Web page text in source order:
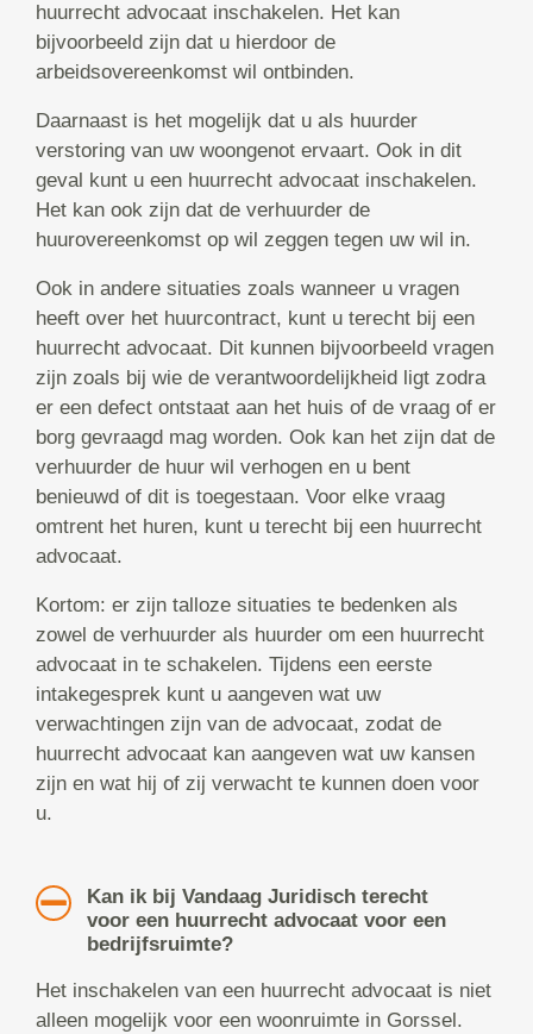
huurrecht advocaat inschakelen. Het kan
bijvoorbeeld zijn dat u hierdoor de
arbeidsovereenkomst wil ontbinden.
Daarnaast is het mogelijk dat u als huurder
verstoring van uw woongenot ervaart. Ook in dit
geval kunt u een huurrecht advocaat inschakelen.
Het kan ook zijn dat de verhuurder de
huurovereenkomst op wil zeggen tegen uw wil in.
Ook in andere situaties zoals wanneer u vragen
heeft over het huurcontract, kunt u terecht bij een
huurrecht advocaat. Dit kunnen bijvoorbeeld vragen
zijn zoals bij wie de verantwoordelijkheid ligt zodra
er een defect ontstaat aan het huis of de vraag of er
borg gevraagd mag worden. Ook kan het zijn dat de
verhuurder de huur wil verhogen en u bent
benieuwd of dit is toegestaan. Voor elke vraag
omtrent het huren, kunt u terecht bij een huurrecht
advocaat.
Kortom: er zijn talloze situaties te bedenken als
zowel de verhuurder als huurder om een huurrecht
advocaat in te schakelen. Tijdens een eerste
intakegesprek kunt u aangeven wat uw
verwachtingen zijn van de advocaat, zodat de
huurrecht advocaat kan aangeven wat uw kansen
zijn en wat hij of zij verwacht te kunnen doen voor
u.
Kan ik bij Vandaag Juridisch terecht
voor een huurrecht advocaat voor een
bedrijfsruimte?
Het inschakelen van een huurrecht advocaat is niet
alleen mogelijk voor een woonruimte in Gorssel.